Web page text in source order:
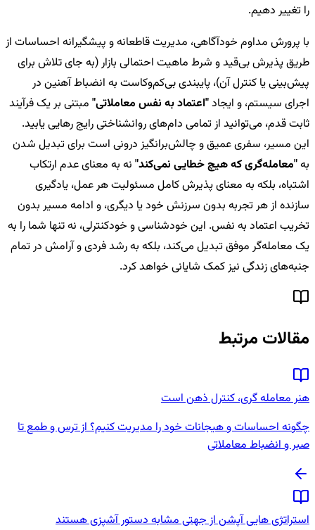
را تغییر دهیم.
با پرورش مداوم خودآگاهی، مدیریت قاطعانه و پیشگیرانه احساسات از
طریق پذیرش بی‌قید و شرط ماهیت احتمالی بازار (به جای تلاش برای
پیش‌بینی یا کنترل آن)، پایبندی بی‌کم‌وکاست به انضباط آهنین در
اجرای سیستم، و ایجاد"اعتماد به نفس معاملاتی" مبتنی بر یک فرآیند
ثابت قدم، می‌توانید از تمامی دام‌های روانشناختی رایج رهایی یابید.
این مسیر، سفری عمیق و چالش‌برانگیز درونی است برای تبدیل شدن
به"معامله‌گری که هیچ خطایی نمی‌کند" نه به معنای عدم ارتکاب
اشتباه، بلکه به معنای پذیرش کامل مسئولیت هر عمل، یادگیری
سازنده از هر تجربه بدون سرزنش خود یا دیگری، و ادامه مسیر بدون
تخریب اعتماد به نفس. این خودشناسی و خودکنترلی، نه تنها شما را به
یک معامله‌گر موفق تبدیل می‌کند، بلکه به رشد فردی و آرامش در تمام
جنبه‌های زندگی نیز کمک شایانی خواهد کرد.
مقالات مرتبط
هنر معامله گری، کنترل ذهن است
چگونه احساسات و هیجانات خود را مدیریت کنیم؟ از ترس و طمع تا
صبر و انضباط معاملاتی
استراتژی هایی آپشن از جهتی مشابه دستور آشپزی هستند